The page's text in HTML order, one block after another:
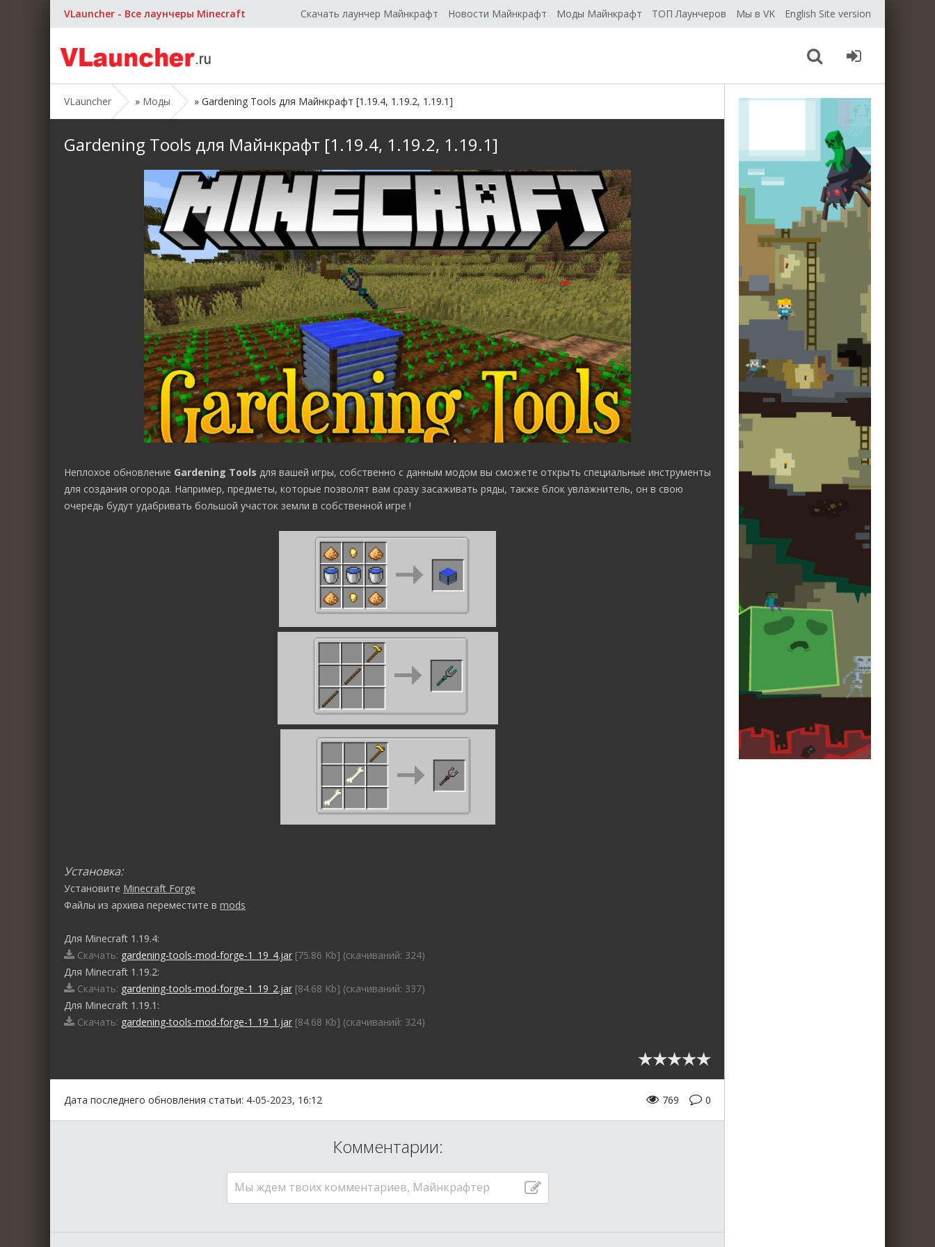
VLauncher - Все лаунчеры Minecraft Скачать лаунчер Майнкрафт Новости Майнкрафт Моды Майнкрафт ТОП Лаунчеров Мы в VK English Site version
VLauncher » Моды » Gardening Tools для Майнкрафт [1.19.4, 1.19.2, 1.19.1]
Gardening Tools для Майнкрафт [1.19.4, 1.19.2, 1.19.1]
Неплохое обновление Gardening Tools для вашей игры, собственно с данным модом вы сможете открыть специальные инструменты
для создания огорода. Например, предметы, которые позволят вам сразу засаживать ряды, также блок увлажнитель, он в свою
очередь будут удабривать большой участок земли в собственной игре !
Установка:
Установите Minecraft Forge
Файлы из архива переместите в mods
Для Minecraft 1.19.4:
Скачать: gardening-tools-mod-forge-1_19_4.jar [75.86 Kb] (cкачиваний: 324)
Для Minecraft 1.19.2:
Скачать: gardening-tools-mod-forge-1_19_2.jar [84.68 Kb] (cкачиваний: 337)
Для Minecraft 1.19.1:
Скачать: gardening-tools-mod-forge-1_19_1.jar [84.68 Kb] (cкачиваний: 324)
Дата последнего обновления статьи: 4-05-2023, 16:12 0
769
Комментарии:
Мы ждем твоих комментариев, Майнкрафтер